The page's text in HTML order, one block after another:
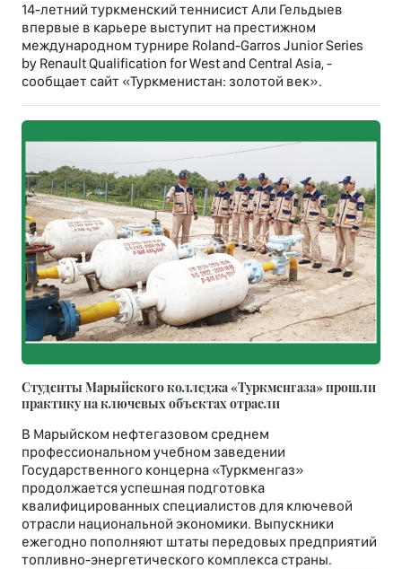
14-летний туркменский теннисист Али Гельдыев
впервые в карьере выступит на престижном
международном турнире Roland-Garros Junior Series
by Renault Qualification for West and Central Asia, -
сообщает сайт «Туркменистан: золотой век».
Студенты Марыйского колледжа «Туркменгаза» прошли
практику на ключевых объектах отрасли
В Марыйском нефтегазовом среднем
профессиональном учебном заведении
Государственного концерна «Туркменгаз»
продолжается успешная подготовка
квалифицированных специалистов для ключевой
отрасли национальной экономики. Выпускники
ежегодно пополняют штаты передовых предприятий
топливно-энергетического комплекса страны.